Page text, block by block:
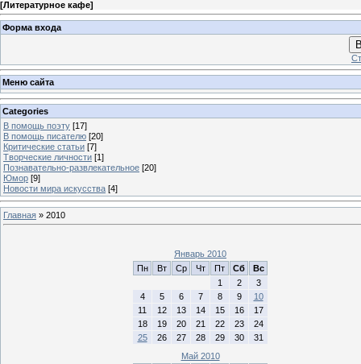
[Литературное кафе]
Форма входа
Меню сайта
Categories
В помощь поэту [17]
В помощь писателю [20]
Критические статьи [7]
Творческие личности [1]
Познавательно-развлекательное [20]
Юмор [9]
Новости мира искусства [4]
Главная » 2010
Январь 2010
Пн
Вт Ср Чт Пт Сб
Вс
1
2
3
4
5 6 7 8 9
10
11
12 13 14 15 16
17
18
19 20 21 22 23
24
25
26 27 28 29 30
31
Май 2010